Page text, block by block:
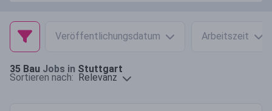
Veröffentlichungsdatum Arbeitszeit
35 Bau Jobs in Stuttgart
Sortieren nach: Relevanz